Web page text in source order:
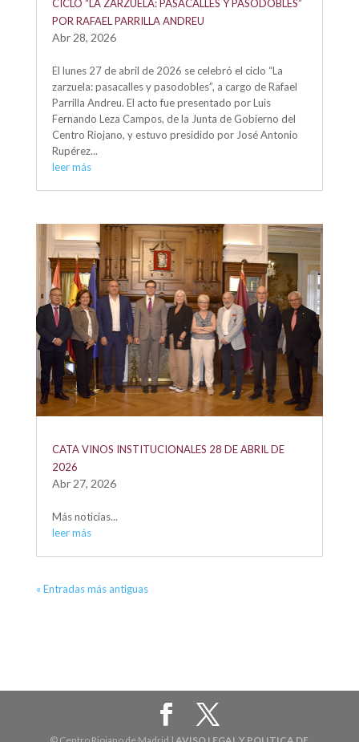
CICLO “LA ZARZUELA: PASACALLES Y PASODOBLES”
POR RAFAEL PARRILLA ANDREU
Abr 28, 2026
El lunes 27 de abril de 2026 se celebró el ciclo “La
zarzuela: pasacalles y pasodobles”, a cargo de Rafael
Parrilla Andreu. El acto fue presentado por Luis
Fernando Leza Campos, de la Junta de Gobierno del
Centro Riojano, y estuvo presidido por José Antonio
Rupérez...
leer más
CATA VINOS INSTITUCIONALES 28 DE ABRIL DE
2026
Abr 27, 2026
Más noticias...
leer más
« Entradas más antiguas